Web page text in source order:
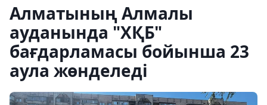
Алматының Алмалы
ауданында "ХҚБ"
бағдарламасы бойынша 23
аула жөнделеді